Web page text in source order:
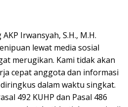
Irwansyah, S.H., M.H.
lewat media sosial
merugikan. Kami tidak akan
cepat anggota dan informasi
dalam waktu singkat.
492 KUHP dan Pasal 486